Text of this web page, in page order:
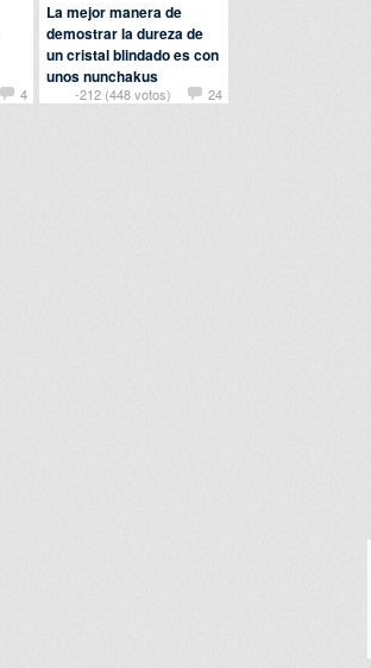
4 -212 (448 votos) 24
La mejor manera de
demostrar la dureza de
un cristal blindado es con
unos nunchakus
PormclerotvenCuriosidades